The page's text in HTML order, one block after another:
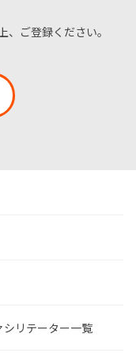
、ご登録ください。
リテーター一覧